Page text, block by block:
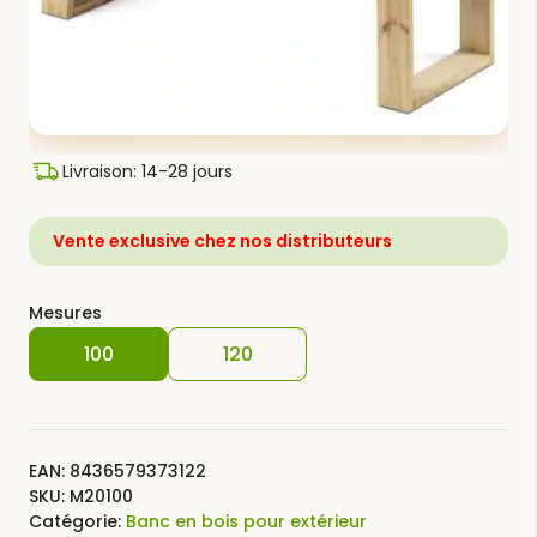
Livraison: 14-28 jours
Vente exclusive chez nos distributeurs
Mesures
100 120
EAN: 8436579373122
SKU: M20100
Catégorie: Banc en bois pour extérieur